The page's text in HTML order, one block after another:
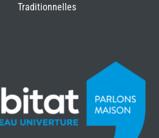
Traditionnelles